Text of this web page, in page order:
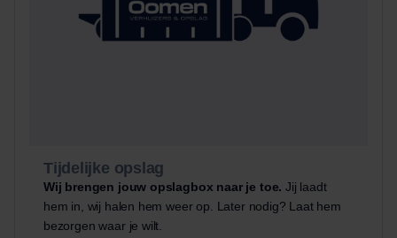
Tijdelijke opslag
Wij brengen jouw opslagbox naar je toe. Jij laadt
hem in, wij halen hem weer op. Later nodig? Laat hem
bezorgen waar je wilt.